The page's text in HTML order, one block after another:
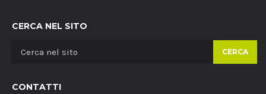
CERCA NEL SITO
CERCA
CONTATTI